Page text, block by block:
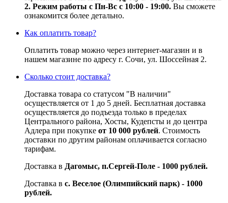
2. Режим работы с Пн-Вс с 10:00 - 19:00. Вы сможете
ознакомится более детально.
Как оплатить товар?
Оплатить товар можно через интернет-магазин и в
нашем магазине по адресу г. Сочи, ул. Шоссейная 2.
Сколько стоит доставка?
Доставка товара со статусом "В наличии"
осуществляется от 1 до 5 дней. Бесплатная доставка
осуществляется до подъезда только в пределах
Центрального района, Хосты, Кудепсты и до центра
Адлера при покупке от 10 000 рублей. Стоимость
доставки по другим районам оплачивается согласно
тарифам.
Доставка в Дагомыс, п.Сергей-Поле - 1000 рублей.
Доставка в с. Веселое (Олимпийский парк) - 1000
рублей.